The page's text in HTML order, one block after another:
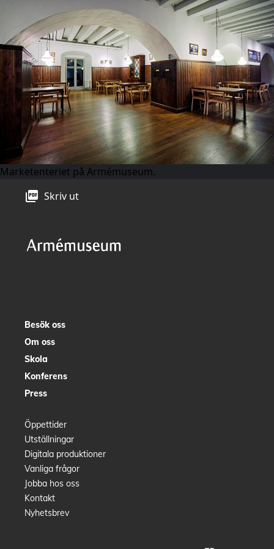
Marketenteriet på Armémuseum.
picture_as_pdf Skriv ut
Besök oss
Om oss
Skola
Konferens
Press
Öppettider
Utställningar
Digitala produktioner
Vanliga frågor
Jobba hos oss
Kontakt
Nyhetsbrev